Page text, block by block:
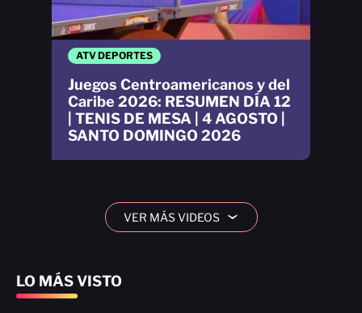
LO MÁS VISTO
ATV DEPORTES
Juegos Centroamericanos y del
Caribe 2026: RESUMEN DÍA 12
| TENIS DE MESA | 4 AGOSTO |
SANTO DOMINGO 2026
VER MÁS VIDEOS ›